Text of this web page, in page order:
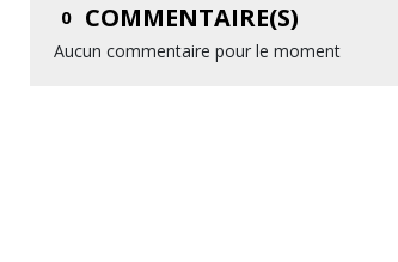
0 COMMENTAIRE(S)
Aucun commentaire pour le moment